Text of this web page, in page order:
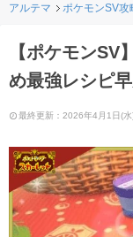
アルテマ ポケモンSV攻
【ポケモンSV
め最強レシピ
最終更新：2026年4月1日(